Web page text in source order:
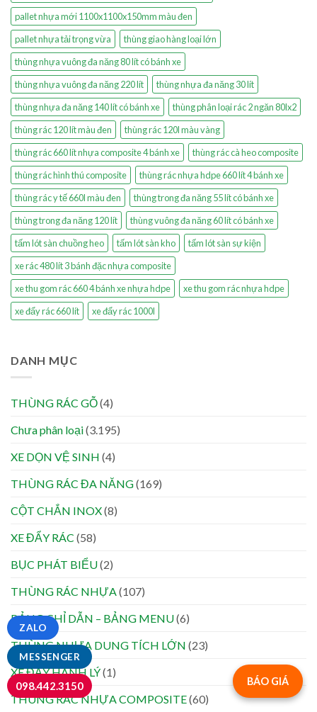
pallet nhựa mới 1100x1100x150mm màu đen
pallet nhựa tải trọng vừa
thùng giao hàng loại lớn
thùng nhựa vuông đa năng 80 lít có bánh xe
thùng nhựa vuông đa năng 220 lít
thùng nhựa đa năng 30 lít
thùng nhựa đa năng 140 lít có bánh xe
thùng phân loại rác 2 ngăn 80lx2
thùng rác 120 lít màu đen
thùng rác 120l màu vàng
thùng rác 660 lít nhựa composite 4 bánh xe
thùng rác cà heo composite
thùng rác hình thú composite
thùng rác nhựa hdpe 660 lít 4 bánh xe
thùng rác y tế 660l màu đen
thùng trong đa năng 55 lít có bánh xe
thùng trong đa năng 120 lít
thùng vuông đa năng 60 lít có bánh xe
tấm lót sàn chuồng heo
tấm lót sàn kho
tấm lót sàn sự kiện
xe rác 480 lít 3 bánh đặc nhựa composite
xe thu gom rác 660 4 bánh xe nhựa hdpe
xe thu gom rác nhựa hdpe
xe đẩy rác 660 lít
xe đẩy rác 1000l
DANH MỤC
THÙNG RÁC GỖ(4)
Chưa phân loại(3.195)
XE DỌN VỆ SINH (4)
THÙNG RÁC ĐA NĂNG(169)
CỘT CHẮN INOX(8)
XE ĐẨY RÁC (58)
BỤC PHÁT BIỂU(2)
THÙNG RÁC NHỰA(107)
BẢNG CHỈ DẪN – BẢNG MENU(6)
THÙNG NHỰA DUNG TÍCH LỚN (23)
XE ĐẨY HÀNH LÝ(1)
THÙNG RÁC NHỰA COMPOSITE(60)
BÁO GIÁ
MESSENGER
ZALO
098.442.3150